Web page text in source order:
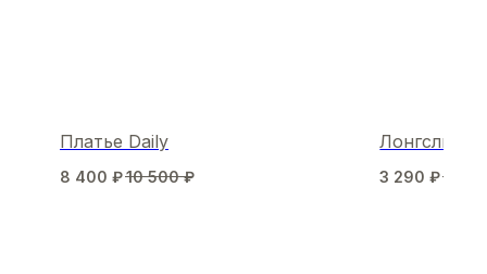
Платье Daily
8 400 ₽10 500 ₽
Лонгслив
3 290 ₽